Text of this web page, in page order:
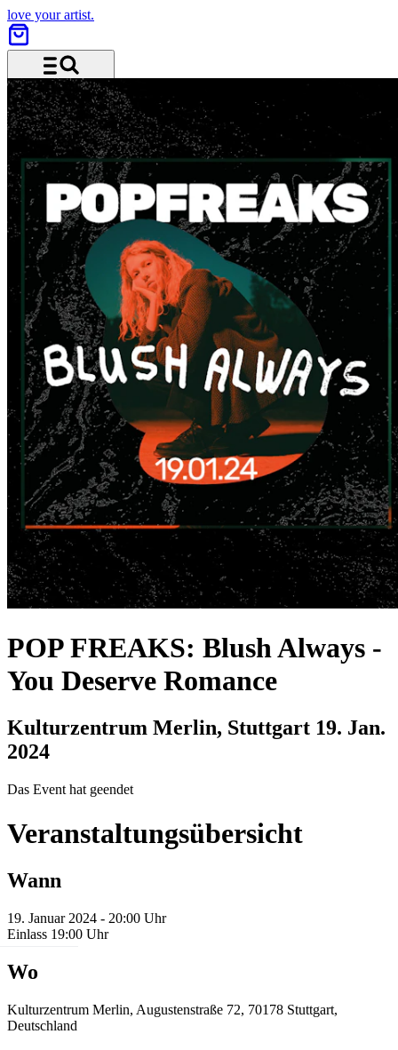
love your artist.
Menü und Suche
POP FREAKS: Blush Always -
You Deserve Romance
Kulturzentrum Merlin, Stuttgart 19. Jan.
2024
Das Event hat geendet
Veranstaltungsübersicht
Wann
19. Januar 2024 - 20:00 Uhr
Einlass 19:00 Uhr
Wo
Kulturzentrum Merlin, Augustenstraße 72, 70178 Stuttgart,
Deutschland